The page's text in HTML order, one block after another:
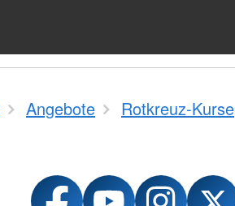
Angebote Rotkreuz-Kurse